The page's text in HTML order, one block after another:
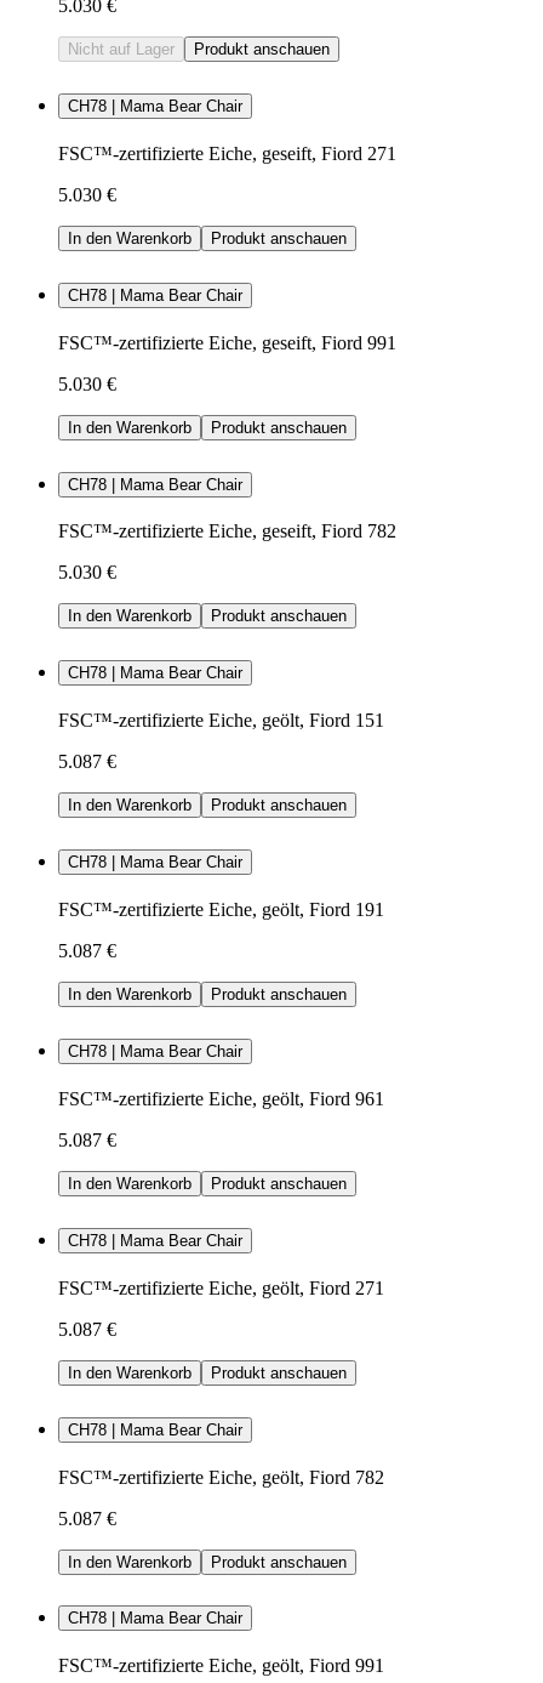
5.030 €
Nicht auf Lager Produkt anschauen
CH78 | Mama Bear Chair
FSC™-zertifizierte Eiche, geseift, Fiord 271
5.030 €
In den Warenkorb Produkt anschauen
CH78 | Mama Bear Chair
FSC™-zertifizierte Eiche, geseift, Fiord 991
5.030 €
In den Warenkorb Produkt anschauen
CH78 | Mama Bear Chair
FSC™-zertifizierte Eiche, geseift, Fiord 782
5.030 €
In den Warenkorb Produkt anschauen
CH78 | Mama Bear Chair
FSC™-zertifizierte Eiche, geölt, Fiord 151
5.087 €
In den Warenkorb Produkt anschauen
CH78 | Mama Bear Chair
FSC™-zertifizierte Eiche, geölt, Fiord 191
5.087 €
In den Warenkorb Produkt anschauen
CH78 | Mama Bear Chair
FSC™-zertifizierte Eiche, geölt, Fiord 961
5.087 €
In den Warenkorb Produkt anschauen
CH78 | Mama Bear Chair
FSC™-zertifizierte Eiche, geölt, Fiord 271
5.087 €
In den Warenkorb Produkt anschauen
CH78 | Mama Bear Chair
FSC™-zertifizierte Eiche, geölt, Fiord 782
5.087 €
In den Warenkorb Produkt anschauen
CH78 | Mama Bear Chair
FSC™-zertifizierte Eiche, geölt, Fiord 991